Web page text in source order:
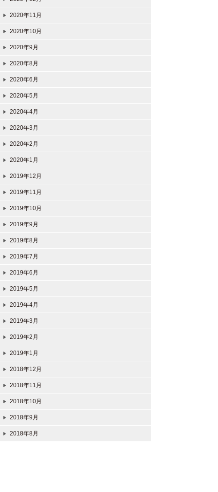
2020年11月
2020年10月
2020年9月
2020年8月
2020年6月
2020年5月
2020年4月
2020年3月
2020年2月
2020年1月
2019年12月
2019年11月
2019年10月
2019年9月
2019年8月
2019年7月
2019年6月
2019年5月
2019年4月
2019年3月
2019年2月
2019年1月
2018年12月
2018年11月
2018年10月
2018年9月
2018年8月